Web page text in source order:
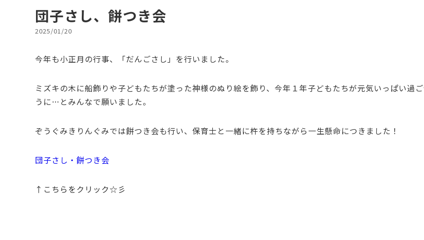
団子さし、餅つき会
2025/01/20
今年も小正月の行事、「だんごさし」を行いました。
ミズキの木に船飾りや子どもたちが塗った神様のぬり絵を飾り、今年１年子どもたちが元気いっぱい過
うに…とみんなで願いました。
ぞうぐみきりんぐみでは餅つき会も行い、保育士と一緒に杵を持ちながら一生懸命につきました！
団子さし・餅つき会
↑こちらをクリック☆彡